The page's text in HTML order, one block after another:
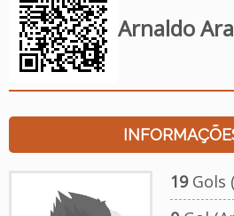
Arnaldo
19Gols